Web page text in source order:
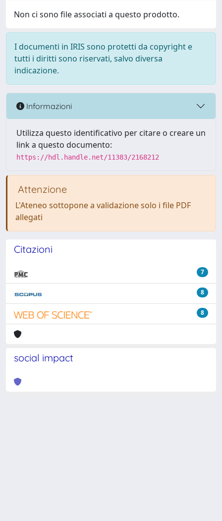
Non ci sono file associati a questo prodotto.
I documenti in IRIS sono protetti da copyright e
tutti i diritti sono riservati, salvo diversa
indicazione.
Informazioni
Utilizza questo identificativo per citare o creare un
link a questo documento:
https://hdl.handle.net/11383/2168212
Attenzione
L'Ateneo sottopone a validazione solo i file PDF
allegati
Citazioni
7
8
8
social impact